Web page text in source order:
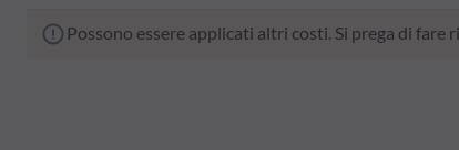
Possono essere applicati altri costi. Si prega di